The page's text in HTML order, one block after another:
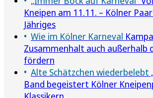
Kneipen am 11.11. – Kölner
Jähriges
Wie im Kölner Karneval
Zusammenhalt auch außerhalb
fördern
Alte Schätzchen wiederbelebt
Band begeistert Kölner